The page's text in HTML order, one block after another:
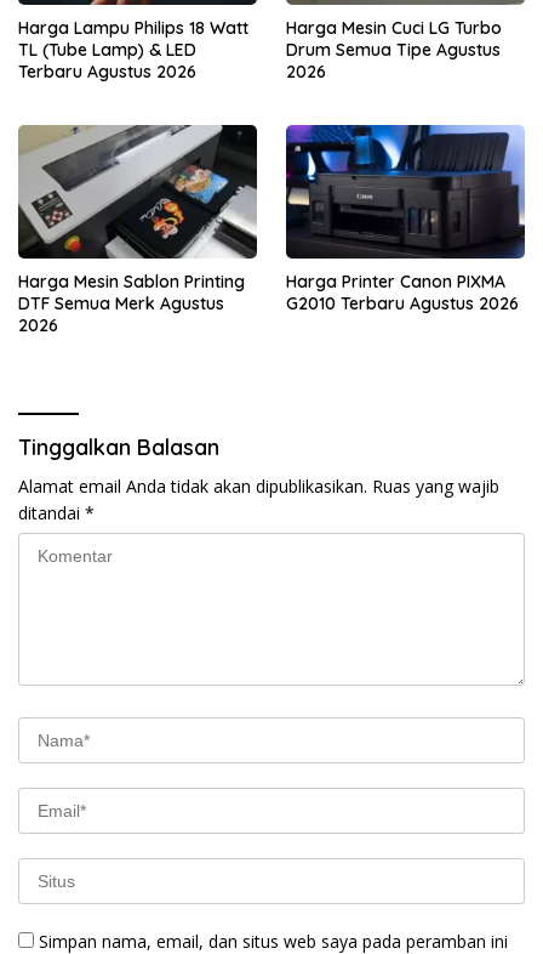
Harga Lampu Philips 18 Watt
TL (Tube Lamp) & LED
Terbaru Agustus 2026
Harga Mesin Cuci LG Turbo
Drum Semua Tipe Agustus
2026
Harga Mesin Sablon Printing
DTF Semua Merk Agustus
2026
Harga Printer Canon PIXMA
G2010 Terbaru Agustus 2026
Tinggalkan Balasan
Alamat email Anda tidak akan dipublikasikan. Ruas yang wajib
ditandai *
Simpan nama, email, dan situs web saya pada peramban ini